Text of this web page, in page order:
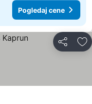
Pogledaj cene
Deli
cene